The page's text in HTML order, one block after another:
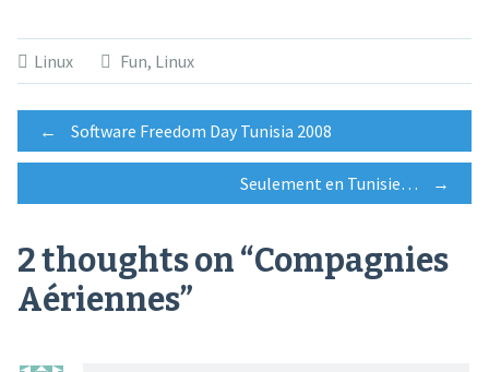
Linux Fun, Linux
Post
navigation
← Software Freedom Day Tunisia 2008
Seulement en Tunisie… →
2 thoughts on “Compagnies
Aériennes”